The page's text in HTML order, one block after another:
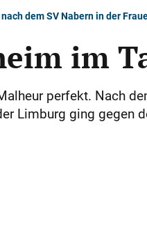
dem SV Nabern in der
im
perfekt. Nach
Limburg ging gegen